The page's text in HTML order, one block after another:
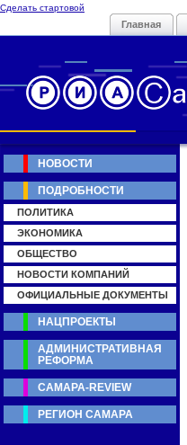
Сделать стартовой
Главная
НОВОСТИ
ПОДРОБНОСТИ
ПОЛИТИКА
ЭКОНОМИКА
ОБЩЕСТВО
НОВОСТИ КОМПАНИЙ
ОФИЦИАЛЬНЫЕ ДОКУМЕНТЫ
НАЦПРОЕКТЫ
АДМИНИСТРАТИВНАЯ
РЕФОРМА
САМАРА-REVIEW
РЕГИОН САМАРА